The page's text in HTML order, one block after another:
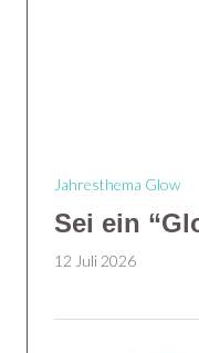
Jahresthema Glow
Sei ein
12 Juli 2026